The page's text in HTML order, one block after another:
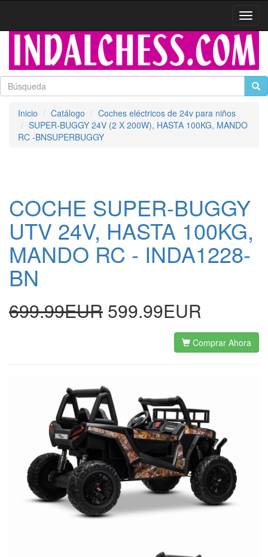
Inicio Catálogo
Coches eléctricos de 24v para niños
SUPER-BUGGY 24V (2 X 200W), HASTA 100KG, MANDO
RC -BNSUPERBUGGY
COCHE SUPER-BUGGY
UTV 24V, HASTA 100KG,
MANDO RC - INDA1228-
BN
699.99EUR 599.99EUR
Comprar Ahora